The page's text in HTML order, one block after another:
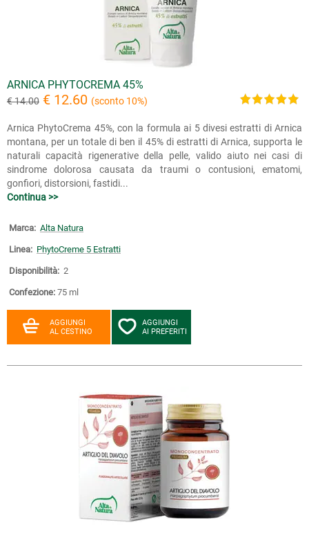
ARNICA PHYTOCREMA 45%
€ 14.00 € 12.60 (sconto 10%)
Arnica PhytoCrema 45%, con la formula ai 5 divesi estratti di Arnica
montana, per un totale di ben il 45% di estratti di Arnica, supporta le
naturali capacità rigenerative della pelle, valido aiuto nei casi di
sindrome dolorosa causata da traumi o contusioni, ematomi,
gonfiori, distorsioni, fastidi...
Continua >>
Marca: Alta Natura
Linea: PhytoCreme 5 Estratti
Disponibilità: 2
Confezione: 75 ml
AGGIUNGI
AL CESTINO
AGGIUNGI
AI PREFERITI